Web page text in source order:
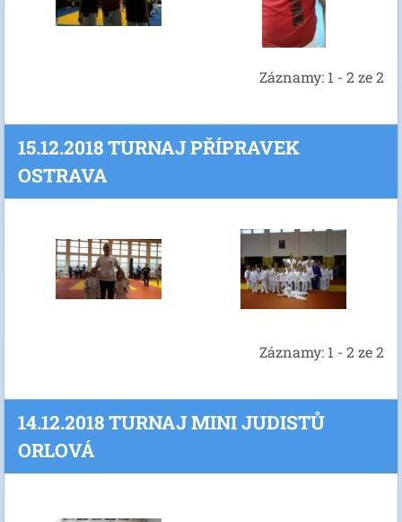
Záznamy: 1 - 2 ze 2
15.12.2018 TURNAJ PŘÍPRAVEK
OSTRAVA
Záznamy: 1 - 2 ze 2
14.12.2018 TURNAJ MINI JUDISTŮ
ORLOVÁ